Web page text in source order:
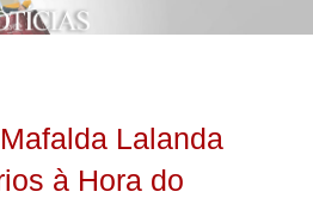
Lalanda
à Hora do